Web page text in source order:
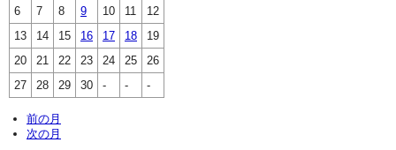
6 7 8 9 10 11
12
13
14 15 16 17 18
19
20
21 22 23 24 25
26
27
28 29 30 - - -
前の月
次の月